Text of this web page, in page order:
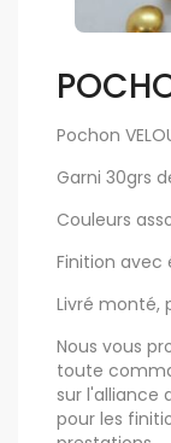
Pochon
Garni 30grs
Couleurs
Finition
Livré monté,
Nous vous
toute
sur l'alliance
pour les